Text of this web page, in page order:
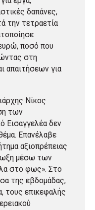
δαπάνες,
την τετραετία
ποσό που
στη
απαιτήσεων για
Νίκος
των
Εισαγγελέα δεν
Επανέλαβε
αξιοπρέπειας
μέσω των
στο φως». Στο
της εβδομάδας,
τους επικεφαλής